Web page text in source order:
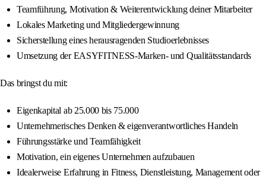
Teamführung, Motivation & Weiterentwicklung deiner Mitarbeiter
Lokales Marketing und Mitgliedergewinnung
Sicherstellung eines herausragenden Studioerlebnisses
Umsetzung der EASYFITNESS-Marken- und Qualitätsstandards
Das bringst du mit:
Eigenkapital ab 25.000 bis 75.000
Unternehmerisches Denken & eigenverantwortliches Handeln
Führungsstärke und Teamfähigkeit
Motivation, ein eigenes Unternehmen aufzubauen
Idealerweise Erfahrung in Fitness, Dienstleistung, Management oder